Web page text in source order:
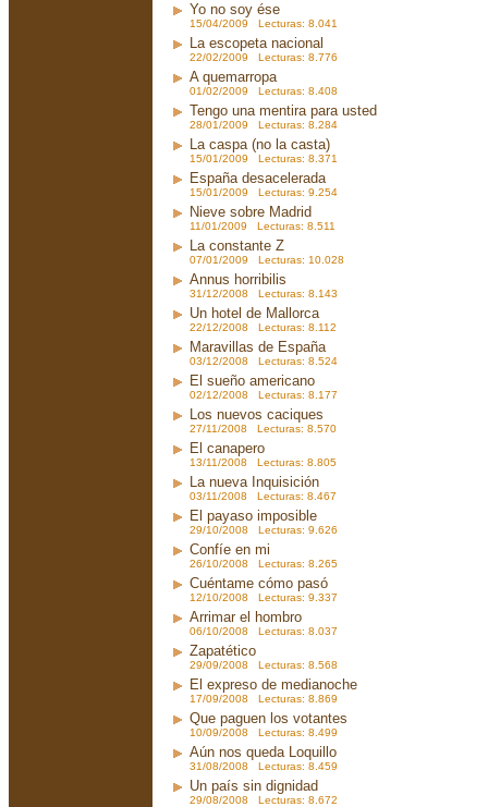
Yo no soy ése
15/04/2009 Lecturas: 8.041
La escopeta nacional
22/02/2009 Lecturas: 8.776
A quemarropa
01/02/2009 Lecturas: 8.408
Tengo una mentira para usted
28/01/2009 Lecturas: 8.284
La caspa (no la casta)
15/01/2009 Lecturas: 8.371
España desacelerada
15/01/2009 Lecturas: 9.254
Nieve sobre Madrid
11/01/2009 Lecturas: 8.511
La constante Z
07/01/2009 Lecturas: 10.028
Annus horribilis
31/12/2008 Lecturas: 8.143
Un hotel de Mallorca
22/12/2008 Lecturas: 8.112
Maravillas de España
03/12/2008 Lecturas: 8.524
El sueño americano
02/12/2008 Lecturas: 8.177
Los nuevos caciques
27/11/2008 Lecturas: 8.570
El canapero
13/11/2008 Lecturas: 8.805
La nueva Inquisición
03/11/2008 Lecturas: 8.467
El payaso imposible
29/10/2008 Lecturas: 9.626
Confíe en mi
26/10/2008 Lecturas: 8.265
Cuéntame cómo pasó
12/10/2008 Lecturas: 9.337
Arrimar el hombro
06/10/2008 Lecturas: 8.037
Zapatético
29/09/2008 Lecturas: 8.568
El expreso de medianoche
17/09/2008 Lecturas: 8.869
Que paguen los votantes
10/09/2008 Lecturas: 8.499
Aún nos queda Loquillo
31/08/2008 Lecturas: 8.459
Un país sin dignidad
29/08/2008 Lecturas: 8.672